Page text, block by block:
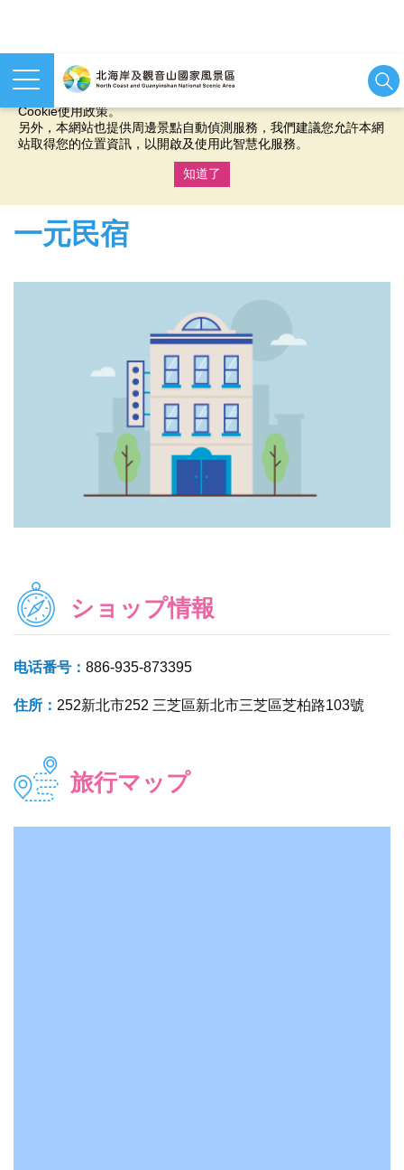
本網站使用cookies等相關技術以持續優化網站服務，並有助於為
您提供更佳的體驗，當您繼續使用本網站即表示您同意我們的
Cookie使用政策。
另外，本網站也提供周邊景點自動偵測服務，我們建議您允許本網
站取得您的位置資訊，以開啟及使用此智慧化服務。
知道了
一元民宿
ショップ情報
电话番号： 886-935-873395
住所： 252新北市252 三芝區新北市三芝區芝柏路103號
旅行マップ